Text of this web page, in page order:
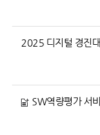
2025 디지털 경진